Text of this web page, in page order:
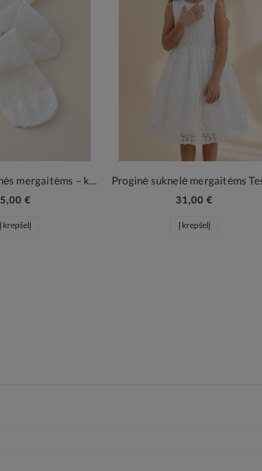
Baltos pėdkelnės mergaitėms – klasikinė elegancija šventėms ir kasdienai
5,00 €
Į krepšelį
31,00 €
Į krepšelį